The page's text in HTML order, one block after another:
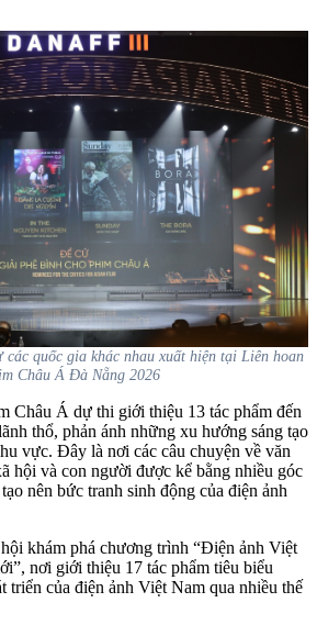
các quốc gia khác nhau xuất hiện tại Liên hoan
Châu Á Đà Nẵng 2026
Châu Á dự thi giới thiệu 13 tác phẩm đến
thổ, phản ánh những xu hướng sáng tạo
vực. Đây là nơi các câu chuyện về văn
hội và con người được kể bằng nhiều góc
nên bức tranh sinh động của điện ảnh
khám phá chương trình “Điện ảnh Việt
nơi giới thiệu 17 tác phẩm tiêu biểu
triển của điện ảnh Việt Nam qua nhiều thế